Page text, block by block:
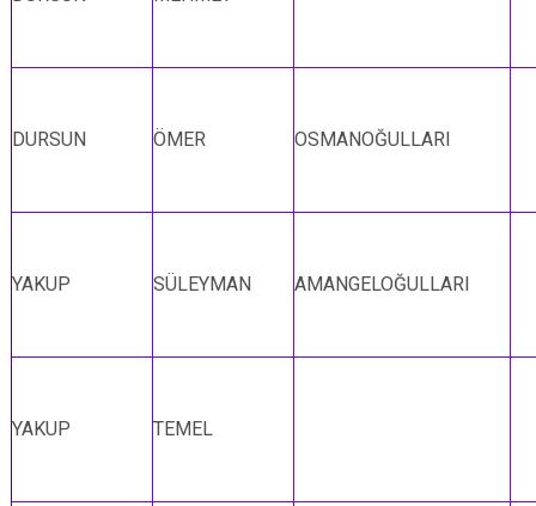
DURSUN ÖMER OSMANOĞULLARI
YAKUP SÜLEYMAN AMANGELOĞULLARI
YAKUP TEMEL